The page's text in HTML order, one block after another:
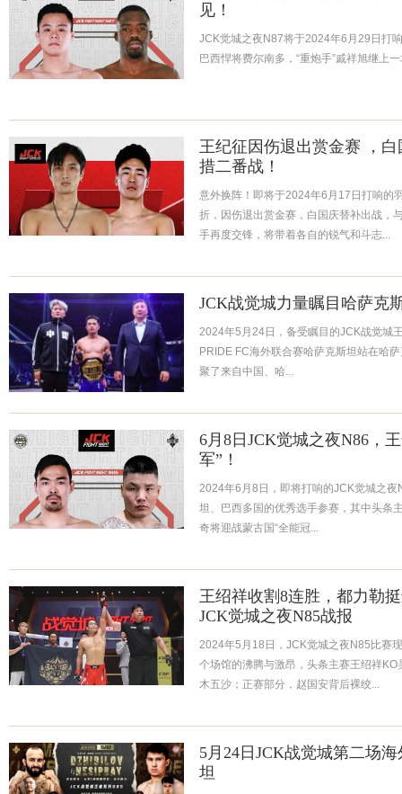
见！
JCK觉城之夜N87将于2024年6月29日打
巴西悍将费尔南多，“重炮手”戚祥旭继上
王纪征因伤退出赏金赛 ，
措二番战！
意外换阵！即将于2024年6月17日打响的
折，因伤退出赏金赛，白国庆替补出战，
手再度交锋，将带着各自的锐气和斗志...
JCK战觉城力量瞩目哈萨克
2024年5月24日，备受瞩目的JCK战觉
PRIDE FC海外联合赛哈萨克斯坦站在哈
聚了来自中国、哈...
6月8日JCK觉城之夜N86，
军”！
2024年6月8日，即将打响的JCK觉城之
坦、巴西多国的优秀选手参赛，其中头条
奇将迎战蒙古国“全能冠...
王绍祥收割8连胜，都力勒
JCK觉城之夜N85战报
2024年5月18日，JCK觉城之夜N85比赛
个场馆的沸腾与激昂，头条主赛王绍祥
木五沙；正赛部分，赵国安背后裸绞...
5月24日JCK战觉城第二场
坦